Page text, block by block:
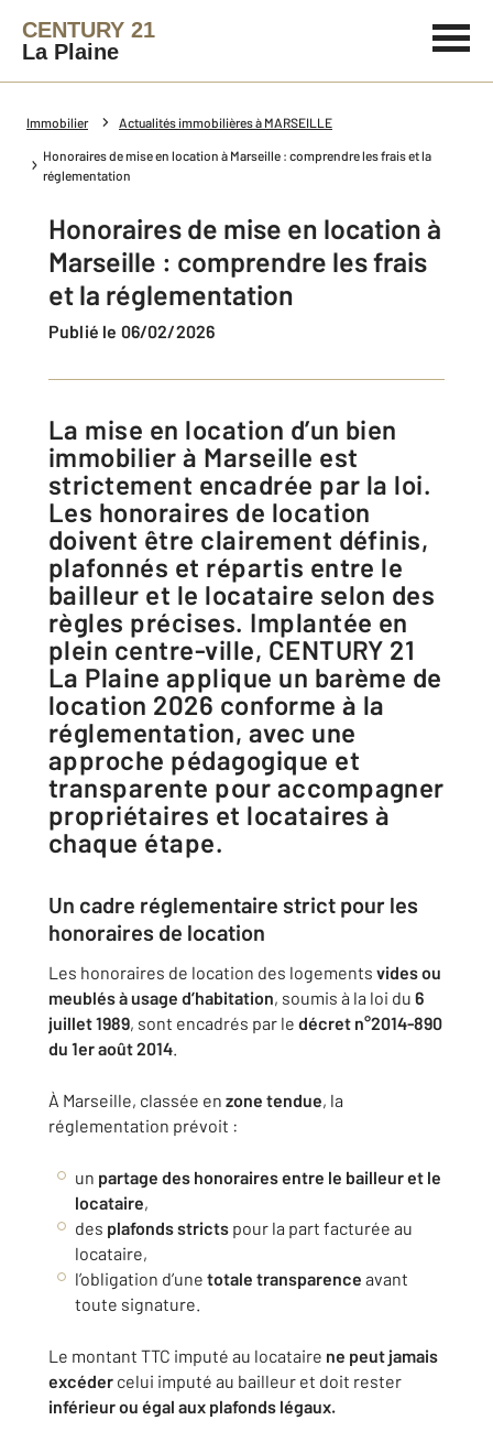
CENTURY 21
La Plaine
Immobilier Actualités immobilières à MARSEILLE
Honoraires de mise en location à Marseille : comprendre les frais et la
réglementation
Honoraires de mise en location à
Marseille : comprendre les frais
et la réglementation
Publié le 06/02/2026
La mise en location d’un bien
immobilier à Marseille est
strictement encadrée par la loi.
Les honoraires de location
doivent être clairement définis,
plafonnés et répartis entre le
bailleur et le locataire selon des
règles précises. Implantée en
plein centre-ville, CENTURY 21
La Plaine applique un barème de
location 2026 conforme à la
réglementation, avec une
approche pédagogique et
transparente pour accompagner
propriétaires et locataires à
chaque étape.
Un cadre réglementaire strict pour les
honoraires de location
Les honoraires de location des logements vides ou
meublés à usage d’habitation, soumis à la loi du 6
juillet 1989, sont encadrés par le décret n°2014-890
du 1er août 2014.
À Marseille, classée en zone tendue, la
réglementation prévoit :
un partage des honoraires entre le bailleur et le
locataire,
des plafonds stricts pour la part facturée au
locataire,
l’obligation d’une totale transparence avant
toute signature.
Le montant TTC imputé au locataire ne peut jamais
excéder celui imputé au bailleur et doit rester
inférieur ou égal aux plafonds légaux.